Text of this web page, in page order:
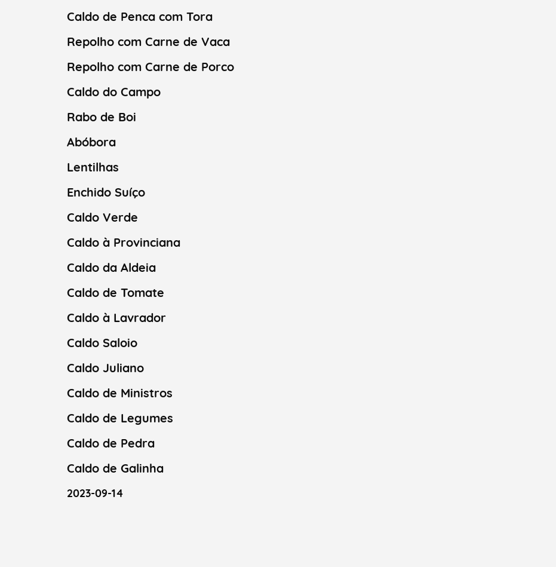
Caldo de Penca com Tora
Repolho com Carne de Vaca
Repolho com Carne de Porco
Caldo do Campo
Rabo de Boi
Abóbora
Lentilhas
Enchido Suíço
Caldo Verde
Caldo à Provinciana
Caldo da Aldeia
Caldo de Tomate
Caldo à Lavrador
Caldo Saloio
Caldo Juliano
Caldo de Ministros
Caldo de Legumes
Caldo de Pedra
Caldo de Galinha
2023-09-14